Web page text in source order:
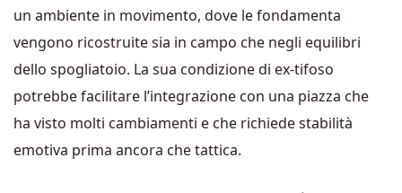
un ambiente in movimento, dove le fondamenta
vengono ricostruite sia in campo che negli equilibri
dello spogliatoio. La sua condizione di ex-tifoso
potrebbe facilitare l’integrazione con una piazza che
ha visto molti cambiamenti e che richiede stabilità
emotiva prima ancora che tattica.